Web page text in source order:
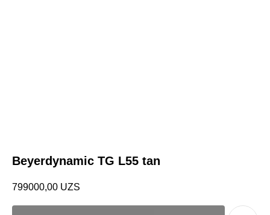
Beyerdynamic TG L55 tan
799000,00 UZS